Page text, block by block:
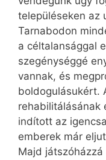
településeken az
Tarnabodon
a céltalansággal
szegénységgé
vannak, és
boldogulásukért.
rehabilitálásának
indított az
emberek már
Majd